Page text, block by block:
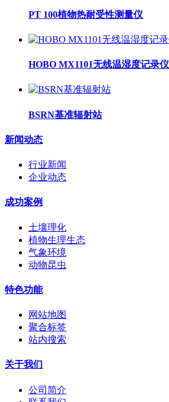
PT 100植物热耐受性测量仪
HOBO MX1101无线温湿度记录仪
BSRN基准辐射站
新闻动态
行业新闻
企业动态
成功案例
土壤理化
植物生理生态
气象环境
动物昆虫
特色功能
网站地图
聚合标签
站内搜索
关于我们
公司简介